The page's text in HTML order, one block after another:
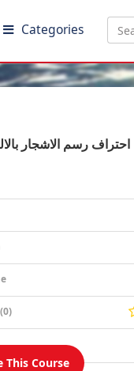
Categories
احتراف رسم الاشجار
This Course